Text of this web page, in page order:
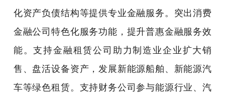
化资产负债结构等提供专业金融服务。突出消费
金融公司特色化服务功能，提升普惠金融服务效
能。支持金融租赁公司助力制造业企业扩大销
售、盘活设备资产，发展新能源船舶、新能源汽
车等绿色租赁。支持财务公司参与能源行业、汽